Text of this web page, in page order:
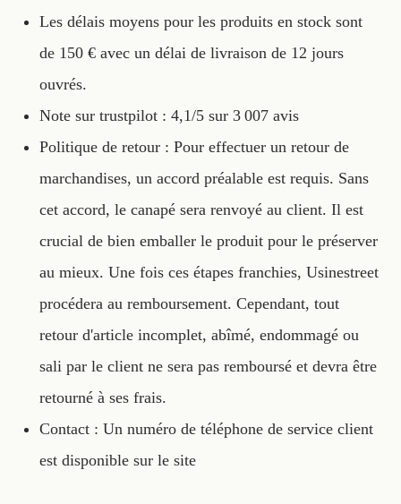
Les délais moyens pour les produits en stock sont
de 150 € avec un délai de livraison de 12 jours
ouvrés.
Note sur trustpilot : 4,1/5 sur 3 007 avis
Politique de retour : Pour effectuer un retour de
marchandises, un accord préalable est requis. Sans
cet accord, le canapé sera renvoyé au client. Il est
crucial de bien emballer le produit pour le préserver
au mieux. Une fois ces étapes franchies, Usinestreet
procédera au remboursement. Cependant, tout
retour d'article incomplet, abîmé, endommagé ou
sali par le client ne sera pas remboursé et devra être
retourné à ses frais.
Contact : Un numéro de téléphone de service client
est disponible sur le site